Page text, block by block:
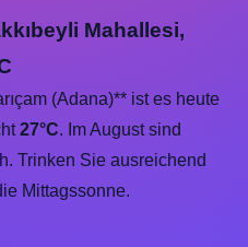
Mahallesi,
(Adana)** ist es heute
27°C. Im August sind
Trinken Sie ausreichend
Mittagssonne.